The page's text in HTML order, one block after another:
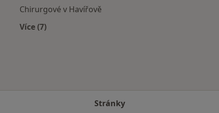
Chirurgové v Havířově
Více (7)
Stránky